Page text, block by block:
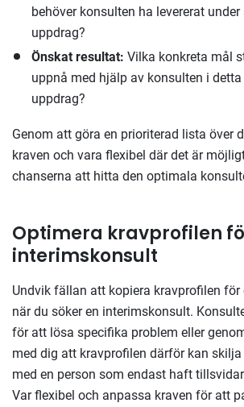
behöver konsulten ha levererat
uppdrag?
Önskat resultat: Vilka konkreta mål
uppnå med hjälp av konsulten i
uppdrag?
Genom att göra en prioriterad lista över
kraven och vara flexibel där det är
chanserna att hitta den optimala
Optimera kravprofilen
interimskonsult
Undvik fällan att kopiera kravprofilen för
när du söker en interimskonsult.
för att lösa specifika problem eller
med dig att kravprofilen därför kan
med en person som endast haft
Var flexibel och anpassa kraven för att